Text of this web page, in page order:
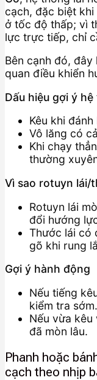
cạch, đặc biệt
ở tốc độ thấp; vì
lực trực tiếp, chỉ
Bên cạnh đó,
quan điều khiển
Dấu hiệu gợi ý
Kêu khi
Vô lăng có
Khi chạy
thường
Vì sao rotuyn lái/
Rotuyn lái
đổi hướng
Thước lái có
gõ khi rung
Gợi ý hành động
Nếu tiếng
kiểm tra sớm.
Nếu vừa kêu
đã mòn lâu.
Phanh hoặc
cạch theo nhịp